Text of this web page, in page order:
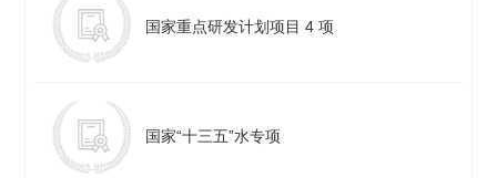
国家重点研发计划项目 4 项
国家“十三五”水专项